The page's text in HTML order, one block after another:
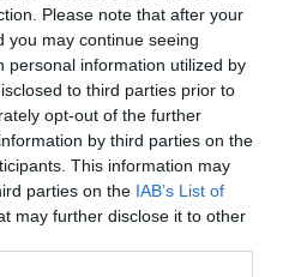
Please note that after your
you may continue seeing
personal information utilized by
to third parties prior to
opt-out of the further
by third parties on the
This information may
parties on the IAB’s List of
may further disclose it to other